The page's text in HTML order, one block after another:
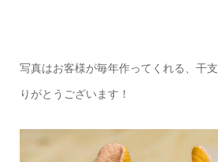
写真はお客様が毎年作ってくれる、干
りがとうございます！